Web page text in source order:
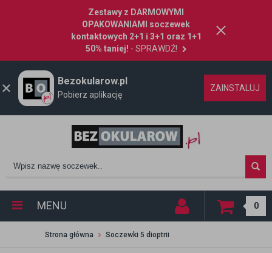
Zestawy z DARMOWYMI
OPAKOWANIAMI soczewek
kontaktowych 2+1 i 3+1 oraz 1+1
50% taniej! - SPRAWDŹ!
Bezokularow.pl
Pobierz aplikację
ZAINSTALUJ
MENU 0
Strona główna Soczewki 5 dioptrii